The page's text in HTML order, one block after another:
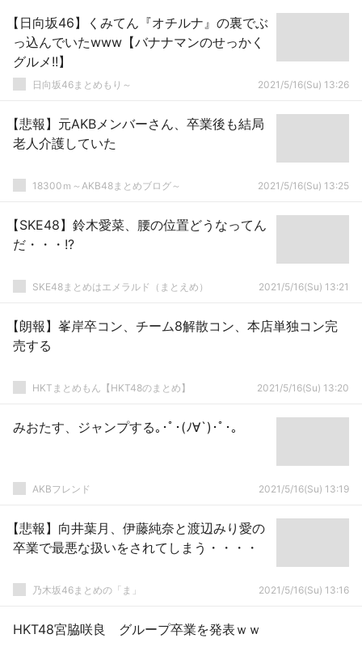
【日向坂46】くみてん『オチルナ』の裏でぶ
っ込んでいたwww【バナナマンのせっかく
グルメ!!】
日向坂46まとめもり～ 2021/5/16(Su) 13:26
【悲報】元AKBメンバーさん、卒業後も結局
老人介護していた
18300ｍ～AKB48まとめブログ～ 2021/5/16(Su) 13:25
【SKE48】鈴木愛菜、腰の位置どうなってん
だ・・・!?
SKE48まとめはエメラルド（まとえめ） 2021/5/16(Su) 13:21
【朗報】峯岸卒コン、チーム8解散コン、本店単独コン完
売する
HKTまとめもん【HKT48のまとめ】 2021/5/16(Su) 13:20
みおたす、ジャンプする｡･ﾟ･(ﾉ∀`)･ﾟ･｡
AKBフレンド 2021/5/16(Su) 13:19
【悲報】向井葉月、伊藤純奈と渡辺みり愛の
卒業で最悪な扱いをされてしまう・・・・
乃木坂46まとめの「ま」 2021/5/16(Su) 13:16
HKT48宮脇咲良 グループ卒業を発表ｗｗ